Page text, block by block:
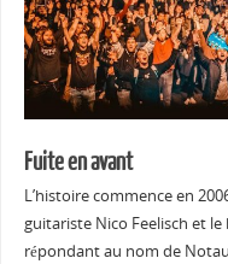
Fuite en avant
L’histoire commence en
guitariste Nico Feelisch et
répondant au nom de